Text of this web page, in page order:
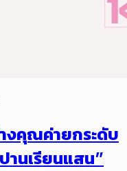
งคุณค่ายกระดับ
านเรียนแสน”